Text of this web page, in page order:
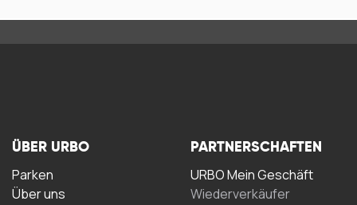
ÜBER URBO
Parken
Über uns
PARTNERSCHAFTEN
URBO Mein Geschäft
Wiederverkäufer